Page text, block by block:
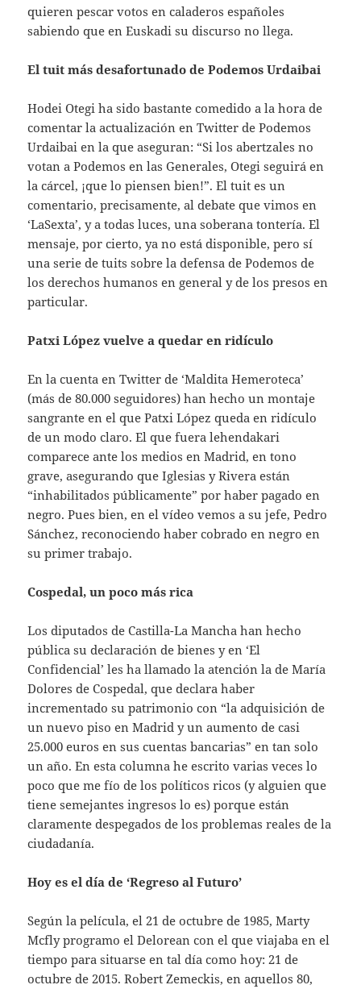
quieren pescar votos en caladeros españoles
sabiendo que en Euskadi su discurso no llega.
El tuit más desafortunado de Podemos Urdaibai
Hodei Otegi ha sido bastante comedido a la hora de
comentar la actualización en Twitter de Podemos
Urdaibai en la que aseguran: “Si los abertzales no
votan a Podemos en las Generales, Otegi seguirá en
la cárcel, ¡que lo piensen bien!”. El tuit es un
comentario, precisamente, al debate que vimos en
‘LaSexta’, y a todas luces, una soberana tontería. El
mensaje, por cierto, ya no está disponible, pero sí
una serie de tuits sobre la defensa de Podemos de
los derechos humanos en general y de los presos en
particular.
Patxi López vuelve a quedar en ridículo
En la cuenta en Twitter de ‘Maldita Hemeroteca’
(más de 80.000 seguidores) han hecho un montaje
sangrante en el que Patxi López queda en ridículo
de un modo claro. El que fuera lehendakari
comparece ante los medios en Madrid, en tono
grave, asegurando que Iglesias y Rivera están
“inhabilitados públicamente” por haber pagado en
negro. Pues bien, en el vídeo vemos a su jefe, Pedro
Sánchez, reconociendo haber cobrado en negro en
su primer trabajo.
Cospedal, un poco más rica
Los diputados de Castilla-La Mancha han hecho
pública su declaración de bienes y en ‘El
Confidencial’ les ha llamado la atención la de María
Dolores de Cospedal, que declara haber
incrementado su patrimonio con “la adquisición de
un nuevo piso en Madrid y un aumento de casi
25.000 euros en sus cuentas bancarias” en tan solo
un año. En esta columna he escrito varias veces lo
poco que me fío de los políticos ricos (y alguien que
tiene semejantes ingresos lo es) porque están
claramente despegados de los problemas reales de la
ciudadanía.
Hoy es el día de ‘Regreso al Futuro’
Según la película, el 21 de octubre de 1985, Marty
Mcfly programo el Delorean con el que viajaba en el
tiempo para situarse en tal día como hoy: 21 de
octubre de 2015. Robert Zemeckis, en aquellos 80,